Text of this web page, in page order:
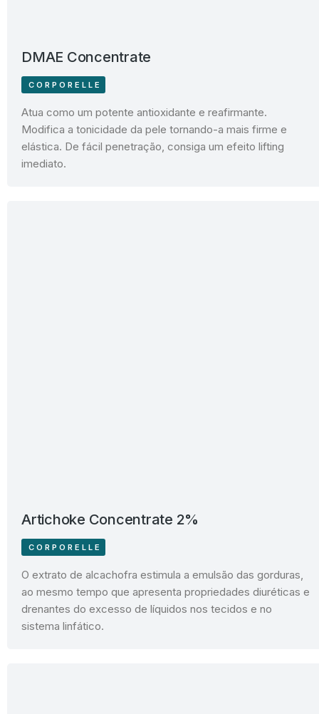
DMAE Concentrate
CORPORELLE
Atua como um potente antioxidante e reafirmante.
Modifica a tonicidade da pele tornando-a mais firme e
elástica. De fácil penetração, consiga um efeito lifting
imediato.
Artichoke Concentrate 2%
CORPORELLE
O extrato de alcachofra estimula a emulsão das gorduras,
ao mesmo tempo que apresenta propriedades diuréticas e
drenantes do excesso de líquidos nos tecidos e no
sistema linfático.